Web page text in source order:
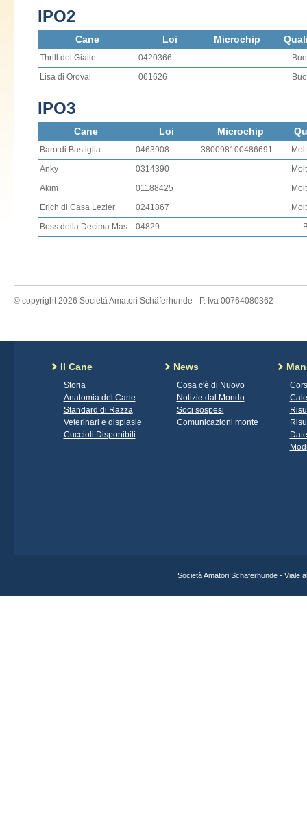
IPO2
Cane Loi Microchip
Thrill del Giaile 0420366
Lisa di Oroval
061626
IPO3
Cane Loi Microchip
Baro di Bastiglia 0463908 380098100486691
Anky
0314390
Akim
01188425
Erich di Casa Lezier
0241867
Boss della Decima Mas
04829
© copyright 2026 Società Amatori Schäferhunde - P. Iva 00764080362
Il Cane
Storia
Anatomia del Cane
Standard di Razza
Veterinari e displasie
Cuccioli Disponibili
News
Cosa c'è di Nuovo
Notizie dal Mondo
Soci sospesi
Comunicazioni monte
Società Amatori Schäferhunde - Viale